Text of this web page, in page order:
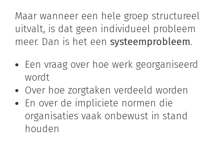
Maar wanneer een hele groep structureel
uitvalt, is dat geen individueel probleem
meer. Dan is het een systeemprobleem.
Een vraag over hoe werk georganiseerd
wordt
Over hoe zorgtaken verdeeld worden
En over de impliciete normen die
organisaties vaak onbewust in stand
houden